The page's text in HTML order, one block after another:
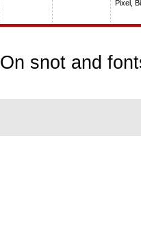
Pixel,
On snot and